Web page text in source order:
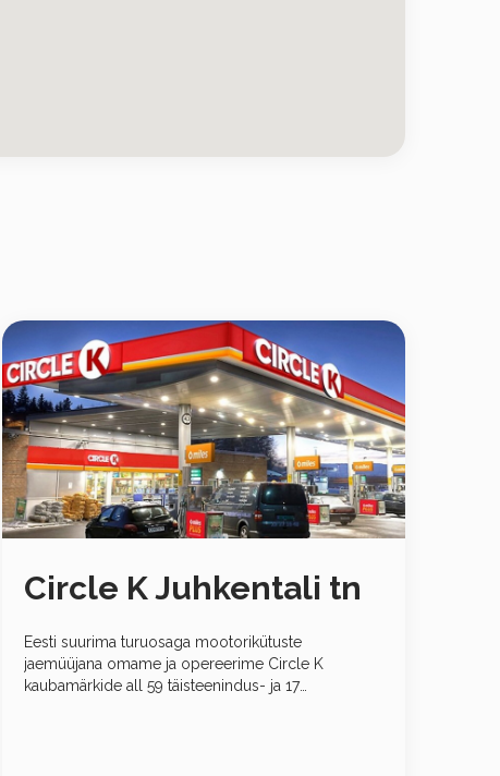
Circle K Juhkentali tn
Eesti suurima turuosaga mootorikütuste
jaemüüjana omame ja opereerime Circle K
kaubamärkide all 59 täisteenindus- ja 17